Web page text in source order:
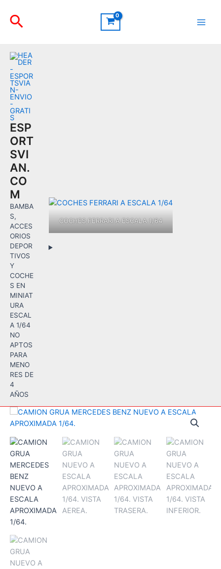
contenido
Buscar
ESP
ORT
SVI
AN.
CO
M
BAMBA
S,
ACCES
ORIOS
DEPOR
TIVOS
Y
COCHE
S EN
MINIAT
URA
ESCAL
A 1/64
NO
APTOS
PARA
MENO
RES DE
4
AÑOS
COCHES FERRARI A ESCALA 1/64